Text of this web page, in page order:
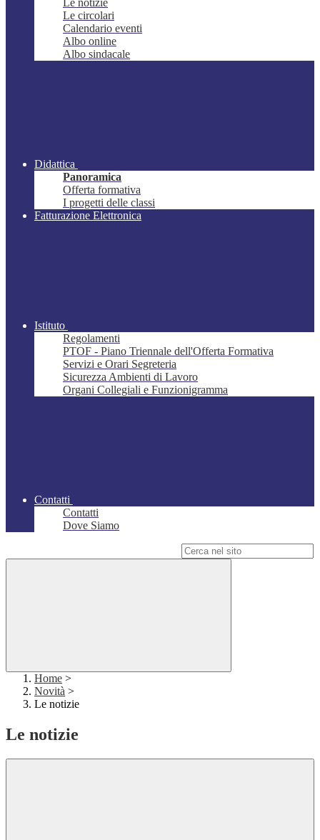
Le notizie
Le circolari
Calendario eventi
Albo online
Albo sindacale
Didattica
Panoramica
Offerta formativa
I progetti delle classi
Fatturazione Elettronica
Istituto
Regolamenti
PTOF - Piano Triennale dell'Offerta Formativa
Servizi e Orari Segreteria
Sicurezza Ambienti di Lavoro
Organi Collegiali e Funzionigramma
Contatti
Contatti
Dove Siamo
Home >
Novità >
Le notizie
Le notizie